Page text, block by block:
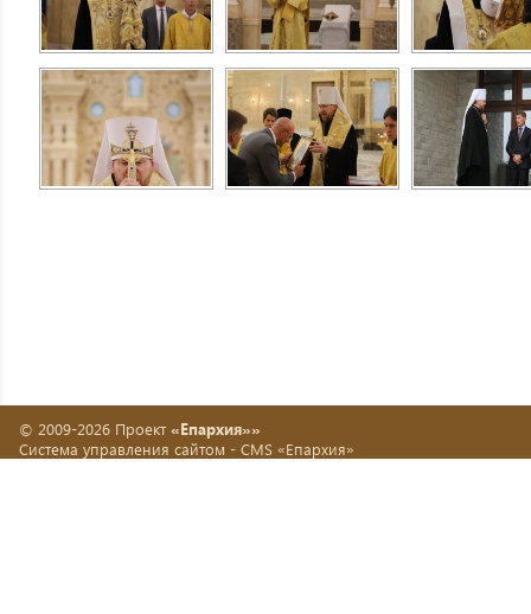
© 2009-2026 Проект «Епархия»»
Система управления сайтом - CMS «Епархия»